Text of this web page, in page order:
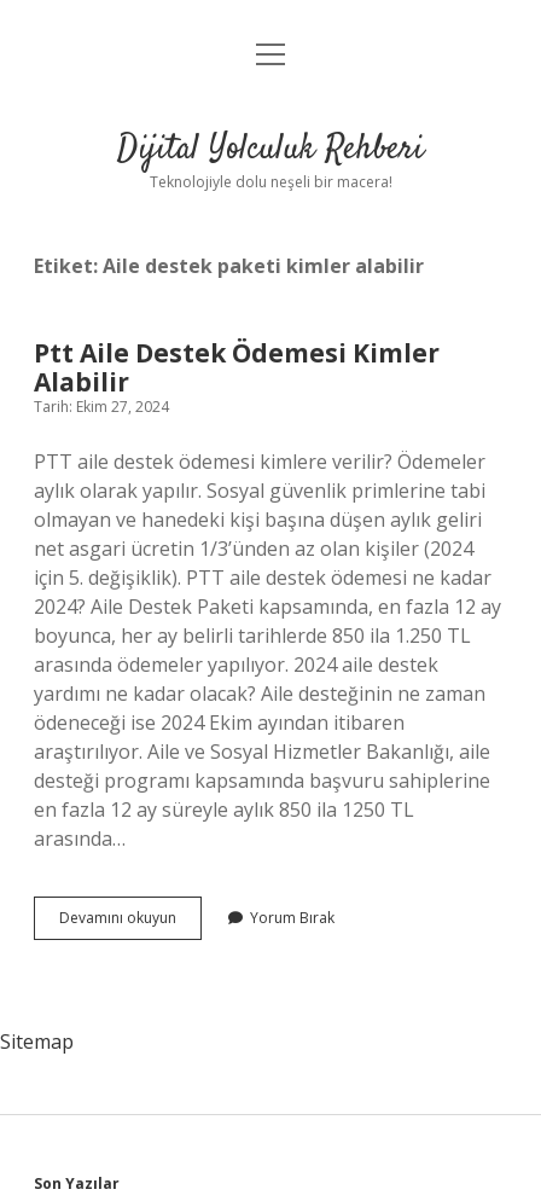
Anasayfa
Yasal Uyarı
menüyü
Dijital Yolculuk Rehberi
Teknolojiyle dolu neşeli bir macera!
Etiket:Aile destek paketi kimler alabilir
Ptt Aile Destek Ödemesi Kimler
Alabilir
Tarih: Ekim 27, 2024
PTT aile destek ödemesi kimlere verilir? Ödemeler
aylık olarak yapılır. Sosyal güvenlik primlerine tabi
olmayan ve hanedeki kişi başına düşen aylık geliri
net asgari ücretin 1/3’ünden az olan kişiler (2024
için 5. değişiklik). PTT aile destek ödemesi ne kadar
2024? Aile Destek Paketi kapsamında, en fazla 12 ay
boyunca, her ay belirli tarihlerde 850 ila 1.250 TL
arasında ödemeler yapılıyor. 2024 aile destek
yardımı ne kadar olacak? Aile desteğinin ne zaman
ödeneceği ise 2024 Ekim ayından itibaren
araştırılıyor. Aile ve Sosyal Hizmetler Bakanlığı, aile
desteği programı kapsamında başvuru sahiplerine
en fazla 12 ay süreyle aylık 850 ila 1250 TL
arasında…
Devamını okuyun
Aile
Yorum Bırak
Sitemap
Son Yazılar